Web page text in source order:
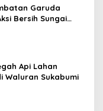
Garuda
Bersih Sungai
Api Lahan
Waluran Sukabumi